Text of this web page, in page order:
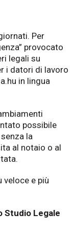
Per
provocato
legali su
i datori di lavoro
in lingua
possibile
la
al notaio o al
veloce e più
Studio Legale